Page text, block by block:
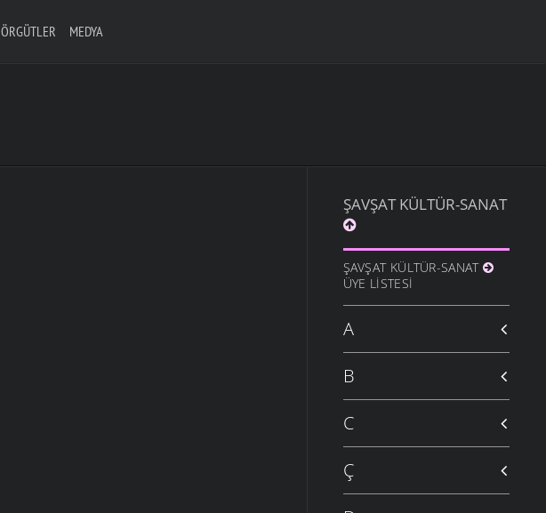
ÖRGÜTLER MEDYA
ŞAVŞAT KÜLTÜR-SANAT
ŞAVŞAT KÜLTÜR-SANAT
ÜYE LISTESI
A
B
C
Ç